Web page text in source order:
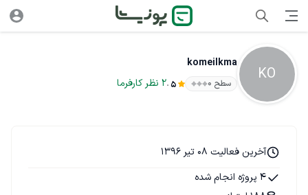
KO
komeilkma
سطح ۰ 5
.
2 نظر کارفرما
آخرین فعالیت 08 تیر 1396
4 پروژه انجام شده